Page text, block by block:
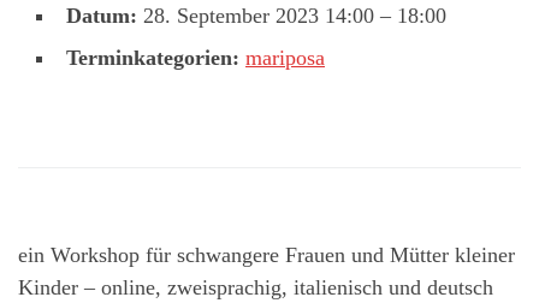
Datum: 28. September 2023 14:00 – 18:00
Terminkategorien: mariposa
ein Workshop für schwangere Frauen und Mütter kleiner
Kinder – online, zweisprachig, italienisch und deutsch